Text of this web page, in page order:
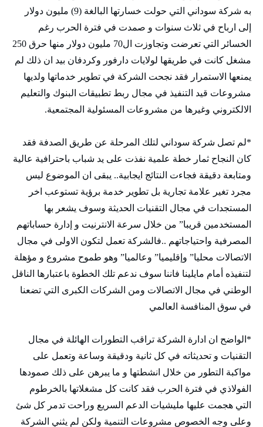
به شركة سوداني التي حولت خسارتها البالغة (9) مليون دولار
إلى ارباح في ثلاث سنوات و صمدت في فترة الحرب رغم
الخسائر التي تعرضت وتجاوزت ال70 مليون دولار منها حرق 250
مشغل كانت في طريقها لولايات دارفور وكردفان بيد ان ذلك لم
يمنعها الاستمرار فقد نجحت الشركة في تطوير خدماتها ولديها
مشروعات قيد التنفيذ في مجال ربط تطبيقات البنوك والتعليم
الالكتروني وغيرها من مشروعات المسئولية المجتمعية.
*لم تصل شركة سوداني لتلك المرحلة عن طريق الصدفة فقد
كان النجاح ثمار خطة علمية نفذت على يد شباب باحترافية عالية
ومتابعة دقيقة فجاءت النتائج ايجابية.. يبقى ان الموضوع ليس
مجرد تغير علامة تجارية بل تطوير خدمة برؤية تستوعب اخر
المستجدات في مجال التقنيات الحديثة وسوف يشعر بها
المستخدمين قريبا” من خلال سرعة الانترنيت و إدارة حساباتهم
المصرفية واحتياجاتهم ..فالشركة تعمل لتكون الاولى في مجال
الاتصالات محليا” وإقليميا” وعالميا” وهو طموح مشروع و مؤهلة
لتنفيذه أمام مايلينا فاننا سوف ندعم تلك الخطوة باعتبارها الناقل
الوطني في مجال الاتصالات ومن الشركات الكبرى التي تضعنا
في سوق المنافسة العالمي
*الواضح ان ادارة الشركة تراقب التطورات الهائلة في مجال
التقنيات و تحديثاته في كل ثانية ودقيقة وساعة وتعمل على
مواكبة التطور من خلال انشطتها و ما يبرهن على ذلك صمودها
الفولاذي في فترة الحرب فقد كانت كل مشغلاتها بالخرطوم
التي هجمت عليها مليشيات الدعم السريع وراحت تدمر كل شئ
وعلى وجه الخصوص مشروعات التنمية ولكن لم يثني الشركة